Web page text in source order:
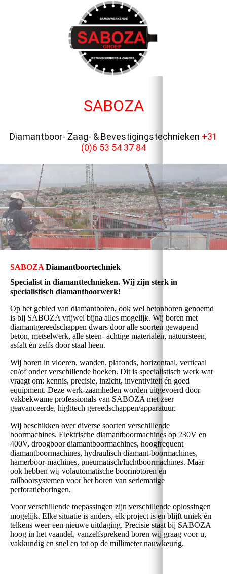
SABOZA
Diamantboor- Zaag- & Bevestigingstechnieken +31
(0)6 53 54 37 84
SABOZA Diamantboortechniek
Specialist in diamanttechnieken. Wij zijn sterk in
specialistisch diamantboorwerk!
Op het gebied van diamantboren, ook wel betonboren genoemd
is bij SABOZA vrijwel bijna alles mogelijk. Wij boren met
diamantgereedschappen dwars door alle soorten gewapend
beton, metselwerk, alle steen- achtige materialen, natuursteen,
asfalt én zelfs door staal heen.
Wij boren in vloeren, wanden, plafonds, horizontaal, verticaal
en/of onder verschillende hoeken. Dit is specialistisch werk wat
vraagt om: kennis, precisie, inzicht, inventiviteit én goed
equipment. Deze werk-zaamheden worden uitgevoerd door
vakbekwame professionals van SABOZA met zeer
geavanceerde, hightech gereedschappen/apparatuur.
Wij beschikken over diverse soorten verschillende
boormachines. Elektrische diamantboormachines op 230V en
400V, droogboor diamantboormachines, hoogfrequent
diamantboormachines, hydraulisch diamant-boormachines,
hamerboor-machines, pneumatisch/luchtboormachines. Maar
ook hebben wij volautomatische boormotoren en
railboorsystemen voor het boren van seriematige
perforatieboringen.
Voor verschillende toepassingen zijn verschillende oplossingen
mogelijk. Elke situatie is anders, elk project is en blijft uniek én
telkens weer een nieuwe uitdaging. Precisie staat bij SABOZA
hoog in het vaandel, vanzelfsprekend boren wij graag voor u,
vakkundig en snel en tot op de millimeter nauwkeurig.